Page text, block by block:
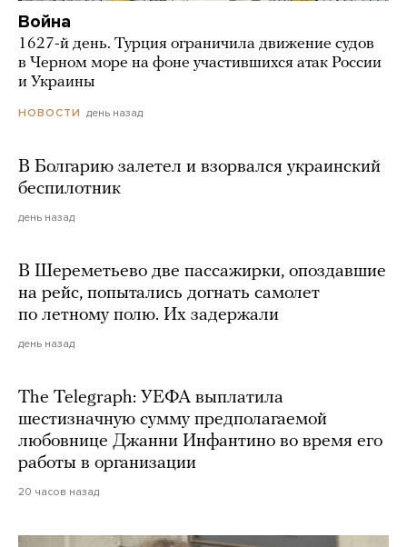
Война
1627-й день. Турция ограничила движение судов
в Черном море на фоне участившихся атак России
и Украины
НОВОСТИ день назад
В Болгарию залетел и взорвался украинский
беспилотник
день назад
В Шереметьево две пассажирки, опоздавшие
на рейс, попытались догнать самолет
по летному полю. Их задержали
день назад
The Telegraph: УЕФА выплатила
шестизначную сумму предполагаемой
любовнице Джанни Инфантино во время его
работы в организации
20 часов назад